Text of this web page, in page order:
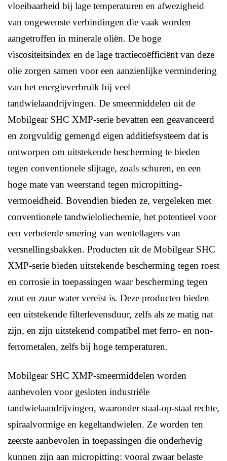
vloeibaarheid bij lage temperaturen en afwezigheid
van ongewenste verbindingen die vaak worden
aangetroffen in minerale oliën. De hoge
viscositeitsindex en de lage tractiecoëfficiënt van deze
olie zorgen samen voor een aanzienlijke vermindering
van het energieverbruik bij veel
tandwielaandrijvingen. De smeermiddelen uit de
Mobilgear SHC XMP-serie bevatten een geavanceerd
en zorgvuldig gemengd eigen additiefsysteem dat is
ontworpen om uitstekende bescherming te bieden
tegen conventionele slijtage, zoals schuren, en een
hoge mate van weerstand tegen micropitting-
vermoeidheid. Bovendien bieden ze, vergeleken met
conventionele tandwieloliechemie, het potentieel voor
een verbeterde smering van wentellagers van
versnellingsbakken. Producten uit de Mobilgear SHC
XMP-serie bieden uitstekende bescherming tegen roest
en corrosie in toepassingen waar bescherming tegen
zout en zuur water vereist is. Deze producten bieden
een uitstekende filterlevensduur, zelfs als ze matig nat
zijn, en zijn uitstekend compatibel met ferro- en non-
ferrometalen, zelfs bij hoge temperaturen.
Mobilgear SHC XMP-smeermiddelen worden
aanbevolen voor gesloten industriële
tandwielaandrijvingen, waaronder staal-op-staal rechte,
spiraalvormige en kegeltandwielen. Ze worden ten
zeerste aanbevolen in toepassingen die onderhevig
kunnen zijn aan micropitting: vooral zwaar belaste